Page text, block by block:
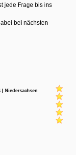
jede Frage bis ins
bei nächsten
| Niedersachsen